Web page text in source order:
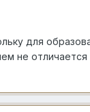
для
не отличается